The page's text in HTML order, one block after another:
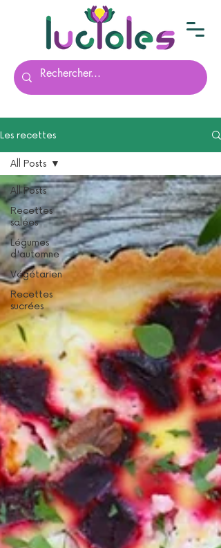
Les recettes
All Posts
Recettes
salées
Légumes
d'automne
Végétarien
Recettes
sucrées
All Posts